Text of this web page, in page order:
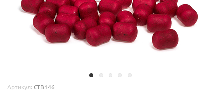
Артикул: CTB146